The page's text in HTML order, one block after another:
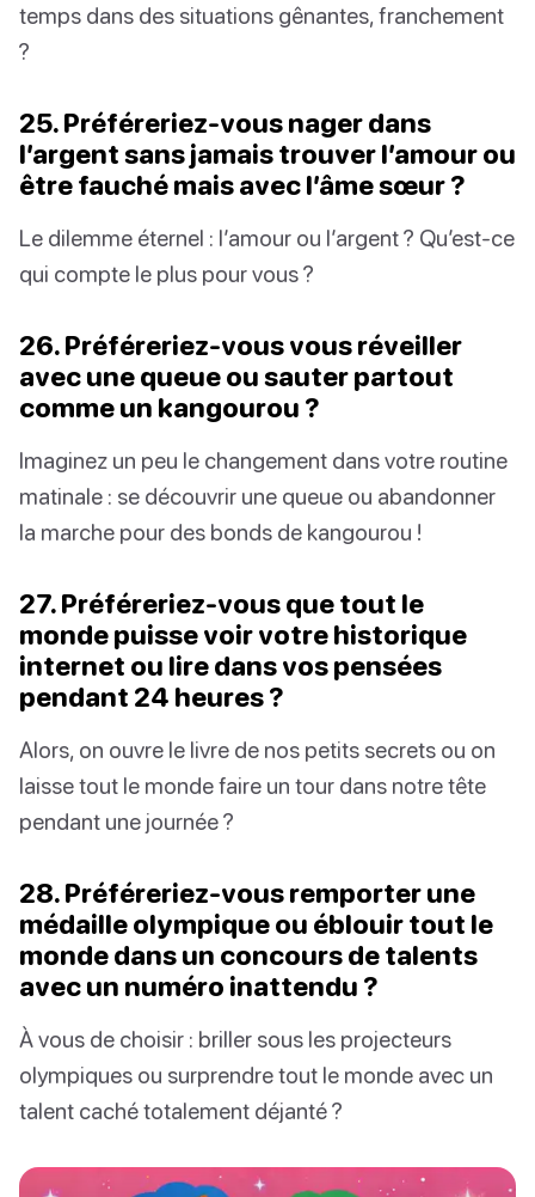
temps dans des situations gênantes, franchement
?
25. Préféreriez-vous nager dans
l’argent sans jamais trouver l’amour ou
être fauché mais avec l’âme sœur ?
Le dilemme éternel : l’amour ou l’argent ? Qu’est-ce
qui compte le plus pour vous ?
26. Préféreriez-vous vous réveiller
avec une queue ou sauter partout
comme un kangourou ?
Imaginez un peu le changement dans votre routine
matinale : se découvrir une queue ou abandonner
la marche pour des bonds de kangourou !
27. Préféreriez-vous que tout le
monde puisse voir votre historique
internet ou lire dans vos pensées
pendant 24 heures ?
Alors, on ouvre le livre de nos petits secrets ou on
laisse tout le monde faire un tour dans notre tête
pendant une journée ?
28. Préféreriez-vous remporter une
médaille olympique ou éblouir tout le
monde dans un concours de talents
avec un numéro inattendu ?
À vous de choisir : briller sous les projecteurs
olympiques ou surprendre tout le monde avec un
talent caché totalement déjanté ?